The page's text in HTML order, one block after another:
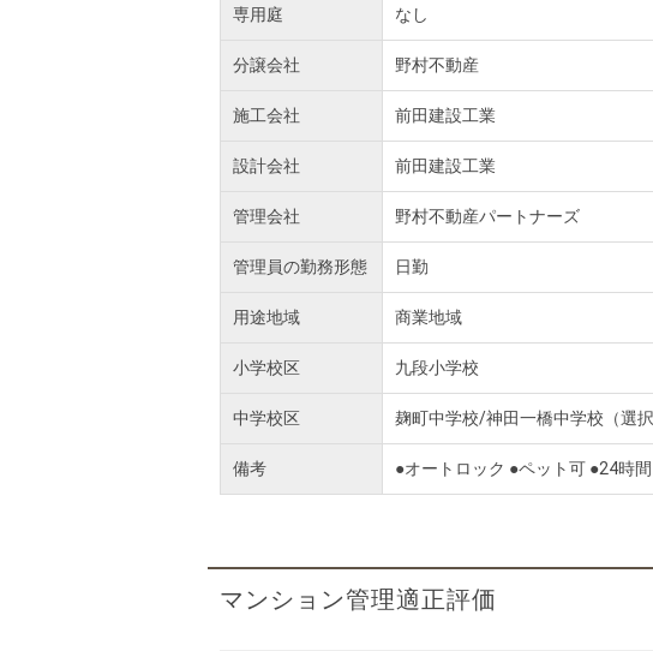
専用庭 なし
分譲会社 野村不動産
施工会社 前田建設工業
設計会社 前田建設工業
管理会社 野村不動産パートナーズ
管理員の勤務形態 日勤
用途地域 商業地域
小学校区 九段小学校
中学校区 麹町中学校/神田一橋中学校（選
備考 ●オートロック ●ペット可 ●24時
マンション管理適正評価